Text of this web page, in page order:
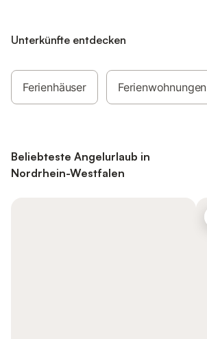
Unterkünfte entdecken
Ferienhäuser Ferienwohnungen
Beliebteste Angelurlaub in
Nordrhein-Westfalen